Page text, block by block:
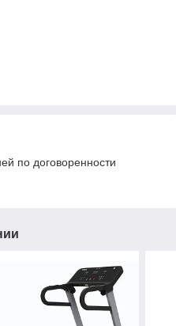
по договоренности